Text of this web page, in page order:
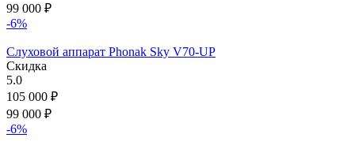
99 000 ₽
-6%
Слуховой аппарат Phonak Sky V70-UP
Скидка
5.0
105 000 ₽
99 000 ₽
-6%